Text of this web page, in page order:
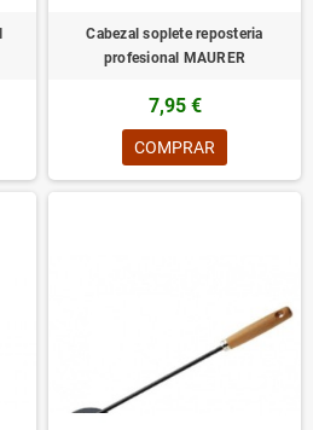
Cabezal soplete reposteria
profesional MAURER
7,95 €
COMPRAR